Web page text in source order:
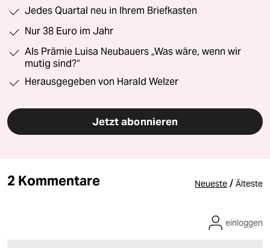
Jedes Quartal neu in Ihrem Briefkasten
Nur 38 Euro im Jahr
Als Prämie Luisa Neubauers „Was wäre, wenn wir
mutig sind?“
Herausgegeben von Harald Welzer
Jetzt abonnieren
2 Kommentare Neueste / Älteste
einloggen